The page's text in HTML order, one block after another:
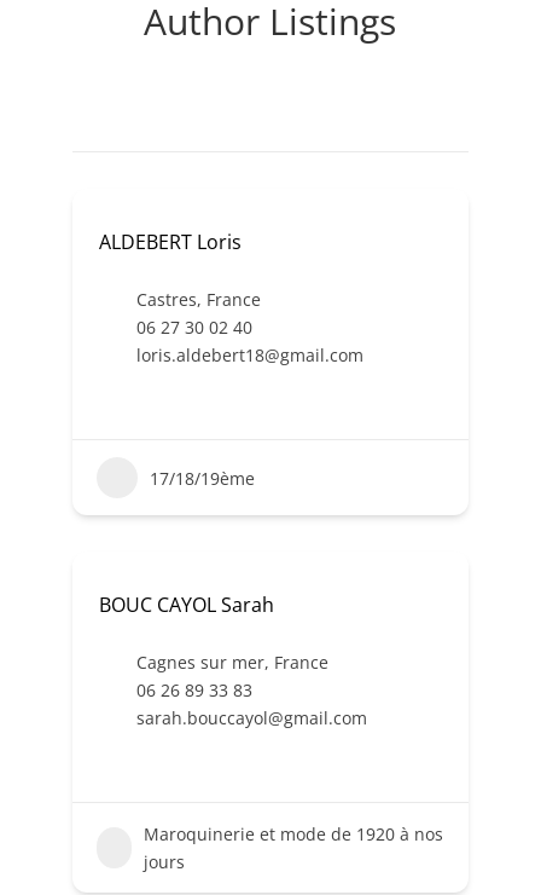
Author Listings
ALDEBERT Loris
Castres, France
06 27 30 02 40
loris.aldebert18@gmail.com
17/18/19ème
BOUC CAYOL Sarah
Cagnes sur mer, France
06 26 89 33 83
sarah.bouccayol@gmail.com
Maroquinerie et mode de 1920 à nos
jours